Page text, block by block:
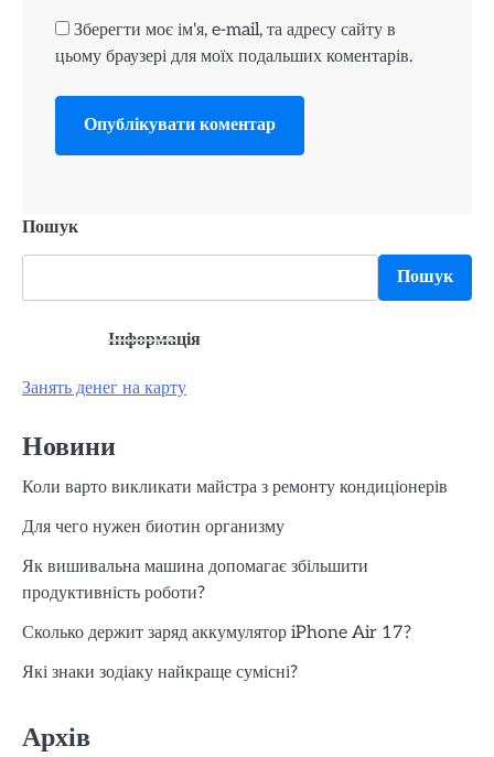
Зберегти моє ім'я, e-mail, та адресу сайту в
цьому браузері для моїх подальших коментарів.
Пошук
Пошук
Інформація
Занять денег на карту
Новини
Коли варто викликати майстра з ремонту кондиціонерів
Для чего нужен биотин организму
Як вишивальна машина допомагає збільшити
продуктивність роботи?
Сколько держит заряд аккумулятор iPhone Air 17?
Які знаки зодіаку найкраще сумісні?
Архів